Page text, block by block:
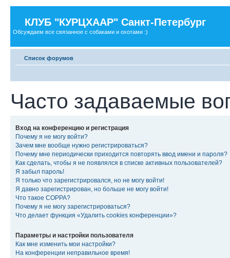
КЛУБ "КУРЦХААР" Санкт-Петербург
Обсуждаем все связанное с собаками и охотами :)
Список форумов
Часто задаваемые
Вход на конференцию и регистрация
Почему я не могу войти?
Зачем мне вообще нужно регистрироваться?
Почему мне периодически приходится повторять ввод имени и пароля?
Как сделать, чтобы я не появлялся в списке активных пользователей?
Я забыл пароль!
Я только что зарегистрировался, но не могу войти!
Я давно зарегистрирован, но больше не могу войти!
Что такое COPPA?
Почему я не могу зарегистрироваться?
Что делает функция «Удалить cookies конференции»?
Параметры и настройки пользователя
Как мне изменить мои настройки?
На конференции неправильное время!